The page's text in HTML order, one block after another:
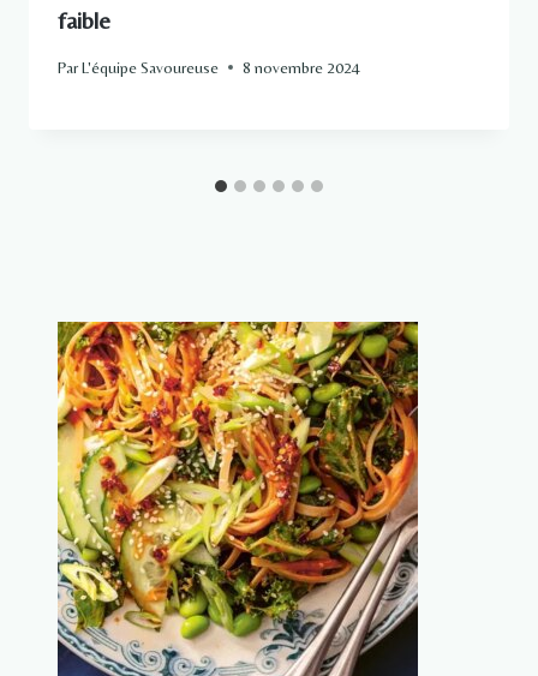
faible
ParL'équipe Savoureuse 8 novembre 2024